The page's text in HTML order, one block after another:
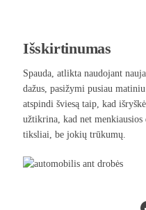
Išskirtinumas
Spauda, atlikta naudojant
dažus, pasižymi pusiau
atspindi šviesą taip, kad
užtikrina, kad net menkiausios
tiksliai, be jokių trūkumų.